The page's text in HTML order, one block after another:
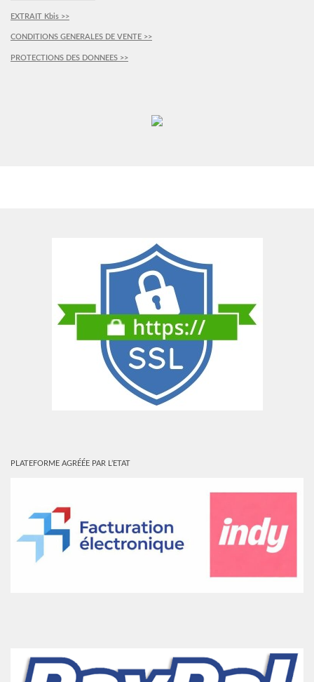
EXTRAIT Kbis >>
CONDITIONS GENERALES DE VENTE >>
PROTECTIONS DES DONNEES >>
PLATEFORME AGRÉÉE PAR L’ETAT